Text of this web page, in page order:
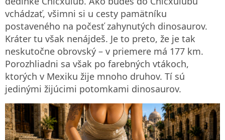
vchádzať, všimni si u cesty pamätníku
postaveného na počesť zahynutých dinosaurov.
Kráter tu však nenájdeš. Je to preto, že je tak
neskutočne obrovský – v priemere má 177 km.
Porozhliadni sa však po farebných vtákoch,
ktorých v Mexiku žije mnoho druhov. Tí sú
jedinými žijúcimi potomkami dinosaurov.